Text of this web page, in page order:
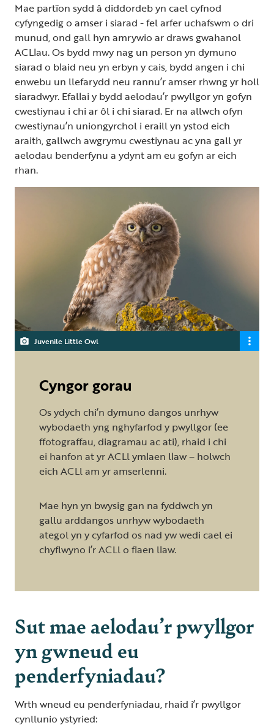
Mae partïon sydd â diddordeb yn cael cyfnod
cyfyngedig o amser i siarad - fel arfer uchafswm o dri
munud, ond gall hyn amrywio ar draws gwahanol
ACLlau. Os bydd mwy nag un person yn dymuno
siarad o blaid neu yn erbyn y cais, bydd angen i chi
enwebu un llefarydd neu rannu’r amser rhwng yr holl
siaradwyr. Efallai y bydd aelodau’r pwyllgor yn gofyn
cwestiynau i chi ar ôl i chi siarad. Er na allwch ofyn
cwestiynau’n uniongyrchol i eraill yn ystod eich
araith, gallwch awgrymu cwestiynau ac yna gall yr
aelodau benderfynu a ydynt am eu gofyn ar eich
rhan.
Juvenile Little Owl
Cyngor gorau
Os ydych chi’n dymuno dangos unrhyw
wybodaeth yng nghyfarfod y pwyllgor (ee
ffotograffau, diagramau ac ati), rhaid i chi
ei hanfon at yr ACLl ymlaen llaw – holwch
eich ACLl am yr amserlenni.
Mae hyn yn bwysig gan na fyddwch yn
gallu arddangos unrhyw wybodaeth
ategol yn y cyfarfod os nad yw wedi cael ei
chyflwyno i’r ACLl o flaen llaw.
Sut mae aelodau’r pwyllgor
yn gwneud eu
penderfyniadau?
Wrth wneud eu penderfyniadau, rhaid i’r pwyllgor
cynllunio ystyried: